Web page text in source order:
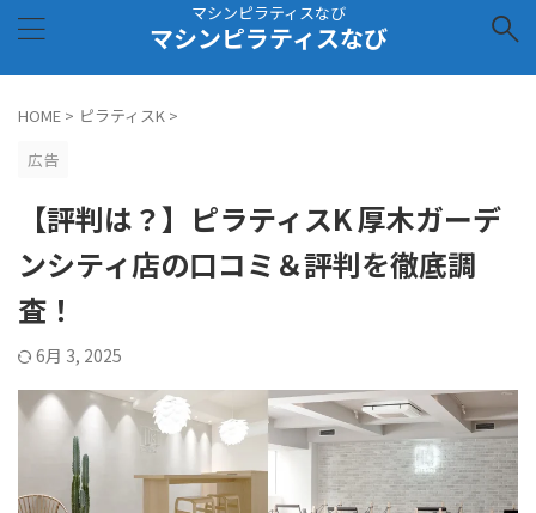
マシンピラティスなび
マシンピラティスなび
HOME > ピラティスK >
広告
【評判は？】ピラティスK 厚木ガーデ
ンシティ店の口コミ＆評判を徹底調
査！
6月 3, 2025